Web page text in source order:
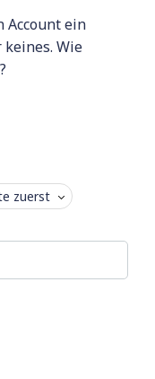
Account ein
Wie
zuerst